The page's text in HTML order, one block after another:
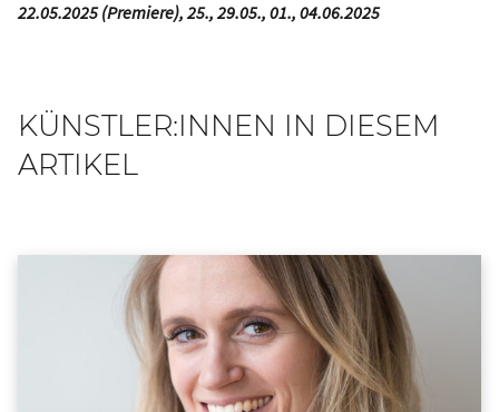
22.05.2025 (Premiere), 25., 29.05., 01., 04.06.2025
KÜNSTLER:INNEN IN DIESEM
ARTIKEL